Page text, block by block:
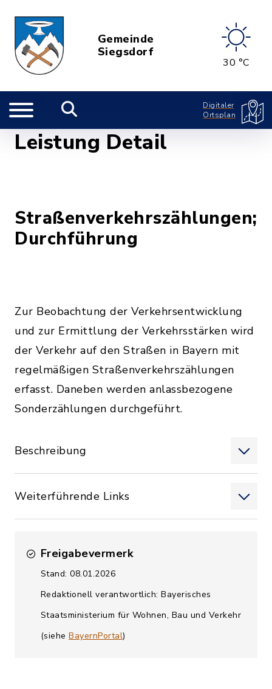
Gemeinde
Siegsdorf
30 °C
Digitaler
Ortsplan
Leistung Detail
Straßenverkehrszählungen;
Durchführung
Zur Beobachtung der Verkehrsentwicklung
und zur Ermittlung der Verkehrsstärken wird
der Verkehr auf den Straßen in Bayern mit
regelmäßigen Straßenverkehrszählungen
erfasst. Daneben werden anlassbezogene
Sonderzählungen durchgeführt.
Beschreibung
Weiterführende Links
Freigabevermerk
Stand: 08.01.2026
Redaktionell verantwortlich: Bayerisches
Staatsministerium für Wohnen, Bau und Verkehr
(siehe BayernPortal)